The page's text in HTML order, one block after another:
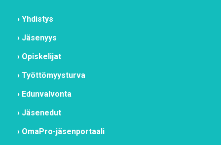
Yh­dis­tys
Jä­se­nyys
Opis­ke­li­jat
Työt­tö­myys­tur­va
Edun­val­von­ta
Jä­se­ne­dut
Oma­Pro-jä­sen­por­taa­li